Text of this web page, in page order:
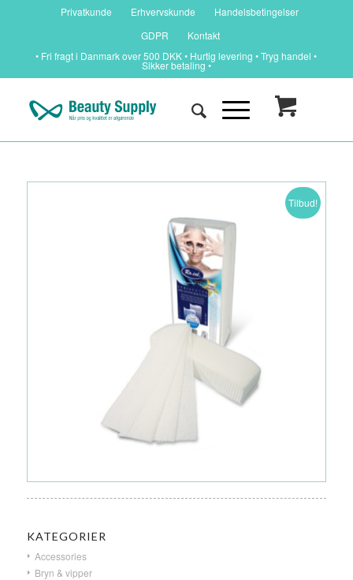
Privatkunde Erhvervskunde
Handelsbetingelser
GDPR
Kontakt
• Fri fragt i Danmark over 500 DKK • Hurtig levering • Tryg handel •
Sikker betaling •
Tilbud!
KATEGORIER
Accessories
Bryn & vipper